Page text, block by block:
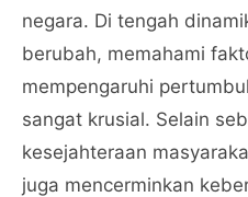
negara. Di tengah
berubah, memahami
mempengaruhi
sangat krusial. Selain
kesejahteraan
juga mencerminkan